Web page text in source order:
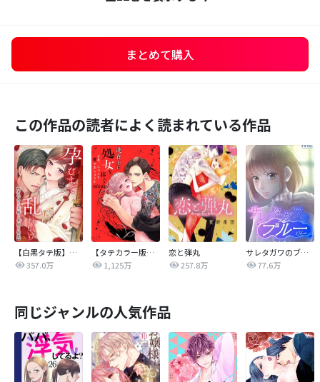
まとめて購入
この作品の読者によく読まれている作品
【白黒タテ版】孕むまで乱れいけ～身代わり花嫁と軍服の猛愛
357.0万
【タテカラー版】漣蒼士に処女を捧ぐ～さあ、じっくり愛でましょうか
1,125万
恋と弾丸
257.8万
サレタガワのブルー【タテヨミ】
77.6万
同じジャンルの人気作品